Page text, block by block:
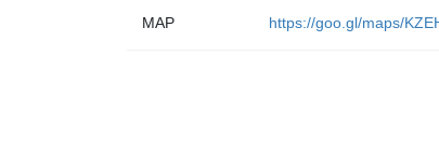
MAP https://goo.gl/maps/